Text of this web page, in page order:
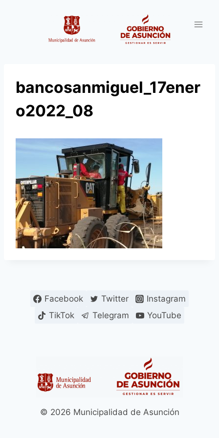
bancosanmiguel_17ener
o2022_08
Facebook Twitter
Instagram
TikTok
Telegram YouTube
© 2026 Municipalidad de Asunción